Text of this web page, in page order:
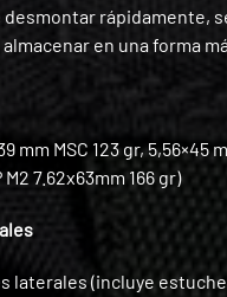
desmontar rápidamente,
en una forma
mm MSC 123 gr, 5,56×45
7.62x63mm 166 gr)
laterales (incluye